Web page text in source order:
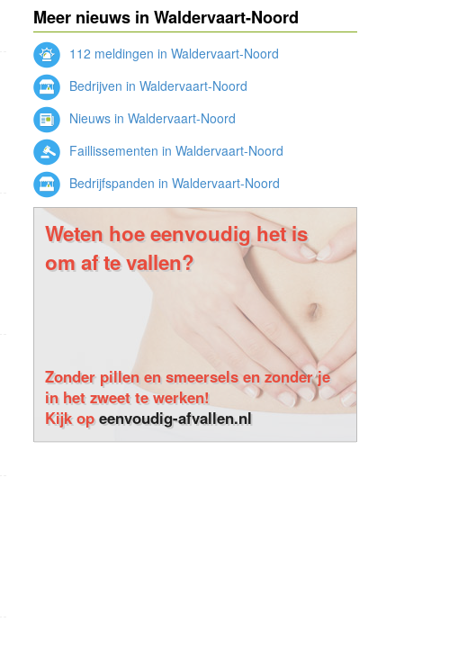
Meer nieuws in Waldervaart-Noord
112 meldingen in Waldervaart-Noord
Bedrijven in Waldervaart-Noord
Nieuws in Waldervaart-Noord
Faillissementen in Waldervaart-Noord
Bedrijfspanden in Waldervaart-Noord
Weten hoe eenvoudig het is
om af te vallen?
Zonder pillen en smeersels en zonder je
in het zweet te werken!
Kijk opeenvoudig-afvallen.nl